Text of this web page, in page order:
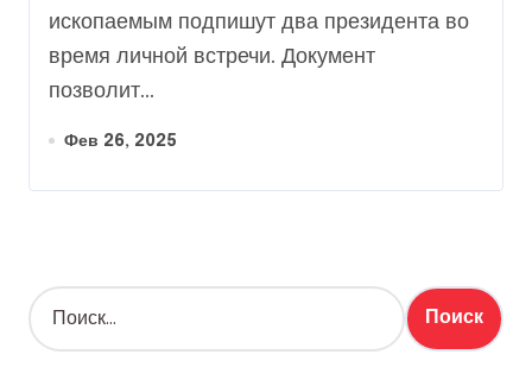
ископаемым подпишут два президента во
время личной встречи. Документ
позволит...
Фев 26, 2025
Н
а